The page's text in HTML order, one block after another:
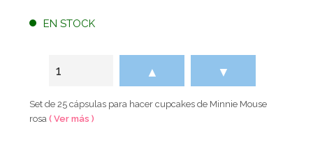
EN STOCK
▲ ▼
Set de 25 cápsulas para hacer cupcakes de Minnie Mouse
rosa( Ver más )